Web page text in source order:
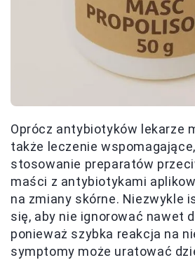
Oprócz antybiotyków lekarze
także leczenie
stosowanie preparatów
maści z antybiotykami
na zmiany skórne. Niezwykle
się, aby nie ignorować nawet
ponieważ szybka reakcja na
symptomy może uratować